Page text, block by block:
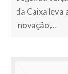
da Caixa leva
inovação,…